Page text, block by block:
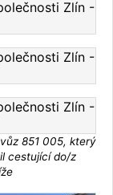
851 005, který
cestující do/z